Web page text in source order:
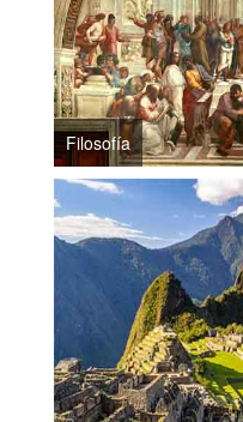
Filosofía